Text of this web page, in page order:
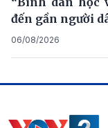
đến gần người
06/08/2026